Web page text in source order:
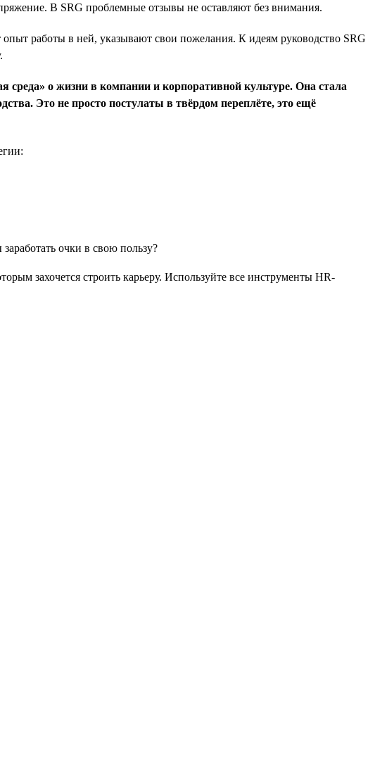
В SRG проблемные отзывы не оставляют без внимания.
работы в ней, указывают свои пожелания. К идеям руководство SRG
среда» о жизни в компании и корпоративной культуре. Она стала
Это не просто постулаты в твёрдом переплёте, это ещё
захочется строить карьеру. Используйте все инструменты HR-